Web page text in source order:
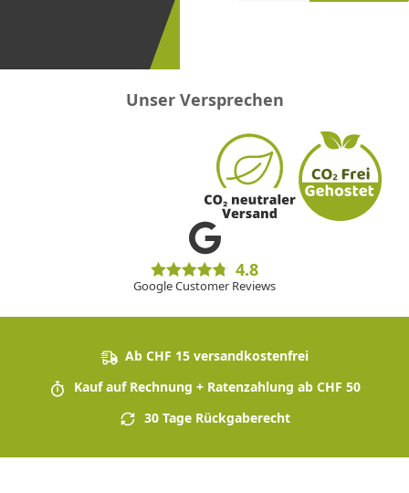
Unser Versprechen
4.8
Google Customer Reviews
Ab CHF 15 versandkostenfrei
Kauf auf Rechnung + Ratenzahlung ab CHF 50
30 Tage Rückgaberecht